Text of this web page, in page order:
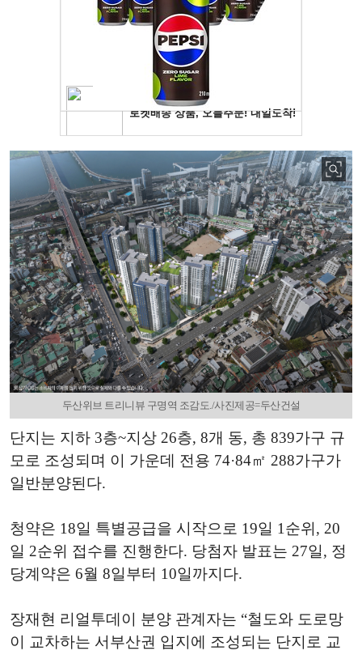
두산위브 트리니뷰 구명역 조감도./사진제공=두산건설
단지는 지하 3층~지상 26층, 8개 동, 총 839가구 규
모로 조성되며 이 가운데 전용 74·84㎡ 288가구가
일반분양된다.
청약은 18일 특별공급을 시작으로 19일 1순위, 20
일 2순위 접수를 진행한다. 당첨자 발표는 27일, 정
당계약은 6월 8일부터 10일까지다.
장재현 리얼투데이 분양 관계자는 “철도와 도로망
이 교차하는 서부산권 입지에 조성되는 단지로 교